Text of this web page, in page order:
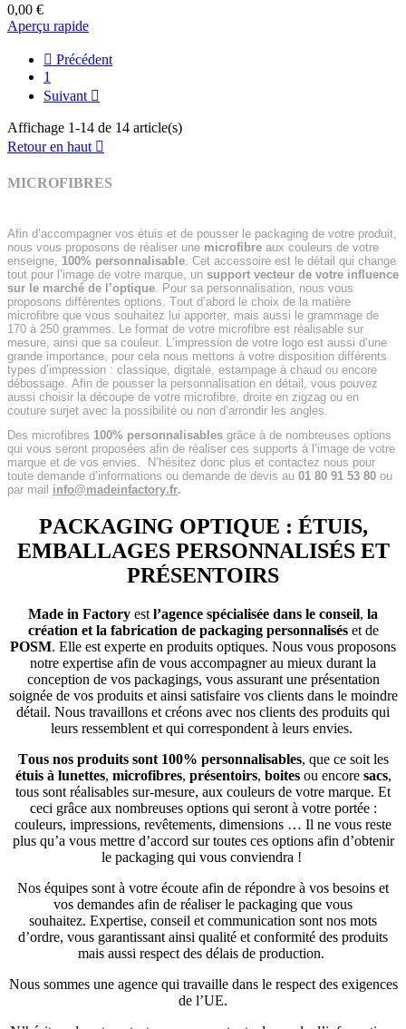
0,00 €
Aperçu rapide
 Précédent
1
Suivant 
Affichage 1-14 de 14 article(s)
Retour en haut 
MICROFIBRES
Afin d’accompagner vos étuis et de pousser le packaging de votre produit,
nous vous proposons de réaliser une microfibre aux couleurs de votre
enseigne, 100% personnalisable. Cet accessoire est le détail qui change
tout pour l’image de votre marque, un support vecteur de votre influence
sur le marché de l’optique. Pour sa personnalisation, nous vous
proposons différentes options. Tout d’abord le choix de la matière
microfibre que vous souhaitez lui apporter, mais aussi le grammage de
170 à 250 grammes. Le format de votre microfibre est réalisable sur
mesure, ainsi que sa couleur. L’impression de votre logo est aussi d’une
grande importance, pour cela nous mettons à votre disposition différents
types d’impression : classique, digitale, estampage à chaud ou encore
débossage. Afin de pousser la personnalisation en détail, vous pouvez
aussi choisir la découpe de votre microfibre, droite en zigzag ou en
couture surjet avec la possibilité ou non d’arrondir les angles.
Des microfibres 100% personnalisables grâce à de nombreuses options
qui vous seront proposées afin de réaliser ces supports à l’image de votre
marque et de vos envies.
N’hésitez donc plus et contactez nous pour
toute demande d’informations ou demande de devis au 01 80 91 53 80 ou
par mail info@madeinfactory.fr.
PACKAGING OPTIQUE : ÉTUIS,
EMBALLAGES PERSONNALISÉS ET
PRÉSENTOIRS
Made in Factory est l’agence spécialisée dans le conseil, la
création et la fabrication de packaging personnaliséset de
POSM. Elle est experte en produits optiques. Nous vous proposons
notre expertise afin de vous accompagner au mieux durant la
conception de vos packagings, vous assurant une présentation
soignée de vos produits et ainsi satisfaire vos clients dans le moindre
détail. Nous travaillons et créons avec nos clients des produits qui
leurs ressemblent et qui correspondent à leurs envies.
Tous nos produits sont 100% personnalisables, que ce soit les
étuis à lunettes, microfibres, présentoirs, boitesou encore sacs,
tous sont réalisables sur-mesure, aux couleurs de votre marque. Et
ceci grâce aux nombreuses options qui seront à votre portée :
couleurs, impressions, revêtements, dimensions … Il ne vous reste
plus qu’a vous mettre d’accord sur toutes ces options afin d’obtenir
le packaging qui vous conviendra !
Nos équipes sont à votre écoute afin de répondre à vos besoins et
vos demandes afin de réaliser le packaging que vous
souhaitez. Expertise, conseil et communication sont nos mots
d’ordre, vous garantissant ainsi qualité et conformité des produits
mais aussi respect des délais de production.
Nous sommes une agence qui travaille dans le respect des exigences
de l’UE.